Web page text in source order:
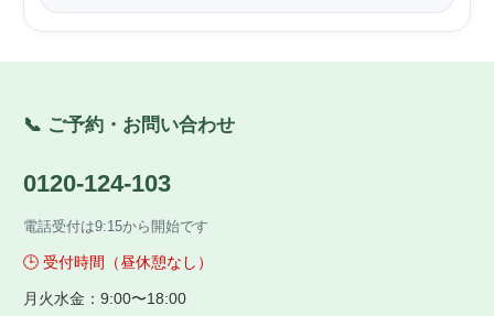
📞 ご予約・お問い合わせ
0120-124-103
電話受付は9:15から開始です
🕒 受付時間（昼休憩なし）
月火水金：9:00〜18:00